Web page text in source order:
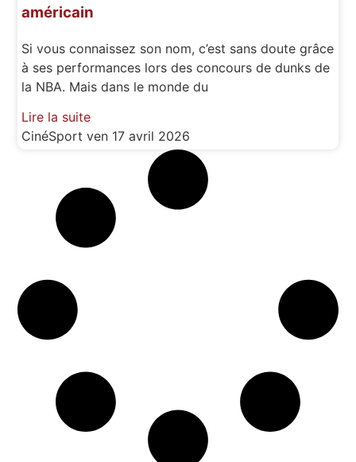
américain
Si vous connaissez son nom, c’est sans doute grâce
à ses performances lors des concours de dunks de
la NBA. Mais dans le monde du
Lire la suite
CinéSportven 17 avril 2026